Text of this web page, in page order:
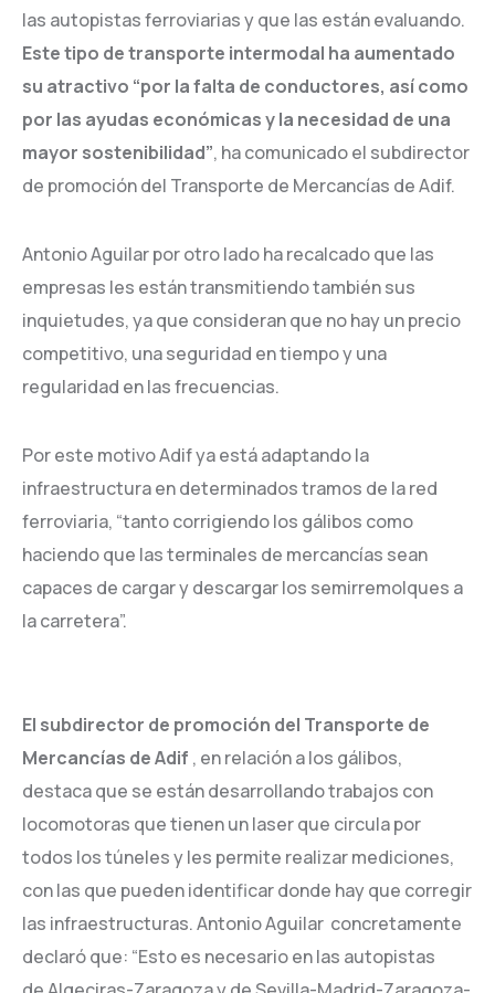
las autopistas ferroviarias y que las están evaluando.
Este tipo de transporte intermodal ha aumentado
su atractivo “por la falta de conductores, así como
por las ayudas económicas y la necesidad de una
mayor sostenibilidad”, ha comunicado el subdirector
de promoción del Transporte de Mercancías de Adif.
Antonio Aguilar por otro lado ha recalcado que las
empresas les están transmitiendo también sus
inquietudes, ya que consideran que no hay un precio
competitivo, una seguridad en tiempo y una
regularidad en las frecuencias.
Por este motivo Adif ya está adaptando la
infraestructura en determinados tramos de la red
ferroviaria, “tanto corrigiendo los gálibos como
haciendo que las terminales de mercancías sean
capaces de cargar y descargar los semirremolques a
la carretera”.
El subdirector de promoción del Transporte de
Mercancías de Adif , en relación a los gálibos,
destaca que se están desarrollando trabajos con
locomotoras que tienen un laser que circula por
todos los túneles y les permite realizar mediciones,
con las que pueden identificar donde hay que corregir
las infraestructuras. Antonio Aguilar concretamente
declaró que: “Esto es necesario en las autopistas